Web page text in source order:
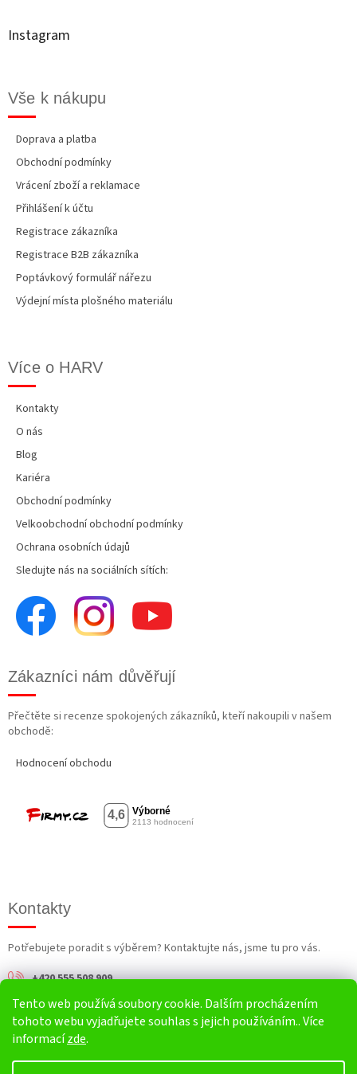
Tento web používá soubory cookie. Dalším procházením
tohoto webu vyjadřujete souhlas s jejich používáním.. Více
informacízde.
Instagram
Vše k nákupu
Doprava a platba
Obchodní podmínky
Vrácení zboží a reklamace
Přihlášení k účtu
Registrace zákazníka
Registrace B2B zákazníka
Poptávkový formulář nářezu
Výdejní místa plošného materiálu
Více o HARV
Kontakty
O nás
Blog
Kariéra
Obchodní podmínky
Velkoobchodní obchodní podmínky
Ochrana osobních údajů
Sledujte nás na sociálních sítích:
Zákazníci nám důvěřují
Přečtěte si recenze spokojených zákazníků, kteří nakoupili v našem
obchodě:
Hodnocení obchodu
Kontakty
Potřebujete poradit s výběrem? Kontaktujte nás, jsme tu pro vás.
+420 555 508 909
info@harv.cz